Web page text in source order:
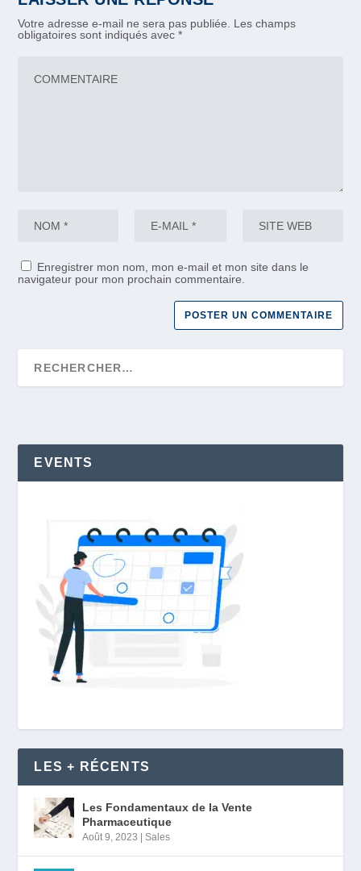
Votre adresse e-mail ne sera pas publiée. Les champs
obligatoires sont indiqués avec*
Enregistrer mon nom, mon e-mail et mon site dans le
navigateur pour mon prochain commentaire.
EVENTS
LES + RÉCENTS
Les Fondamentaux de la Vente
Pharmaceutique
Août 9, 2023 |Sales